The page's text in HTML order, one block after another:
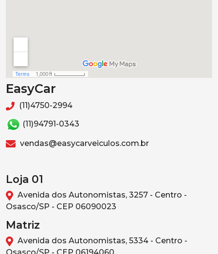
EasyCar
(11)4750-2994
(11)94791-0343
vendas@easycarveiculos.com.br
Loja 01
Avenida dos Autonomistas, 3257 - Centro -
Osasco/SP - CEP 06090023
Matriz
Avenida dos Autonomistas, 5334 - Centro -